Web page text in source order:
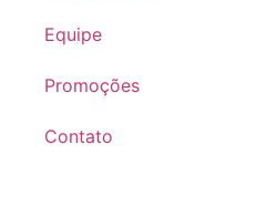
Equipe
Promoções
Contato